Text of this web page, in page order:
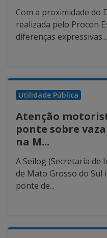
Com a proximidade do
realizada pelo Procon
diferenças expressivas...
Utilidade Pública
Atenção
ponte sobre
na M...
A Seilog (Secretaria
de Mato Grosso do
ponte de...